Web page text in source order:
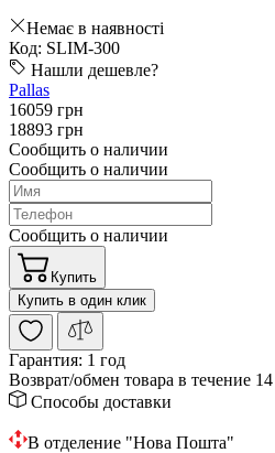
Немає в наявності
Код: SLIM-300
Нашли дешевле?
Pallas
16059 грн
18893 грн
Сообщить о наличии
Сообщить о наличии
Сообщить о наличии
Купить
Купить в один клик
Гарантия: 1 год
Возврат/обмен товара в течение
Способы доставки
В отделение "Нова Пошта"